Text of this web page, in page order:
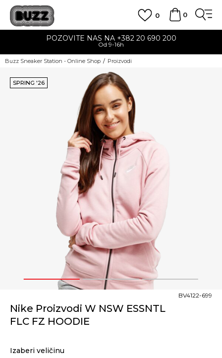
0
0
POZOVITE NAS NA +382 20 690 200
Od 9-16h
Buzz Sneaker Station - Online Shop Proizvodi
1 2 3
SPRING '26
Nike Proizvodi W NSW ESSNTL
FLC FZ HOODIE
BV4122-699
Izaberi veličinu